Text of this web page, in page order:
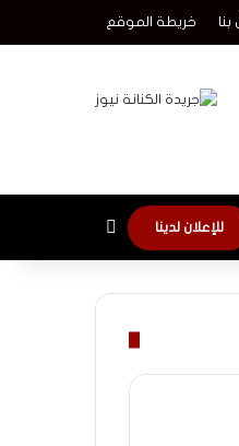
بنا خريطة الموقع
للإعلان لدينا